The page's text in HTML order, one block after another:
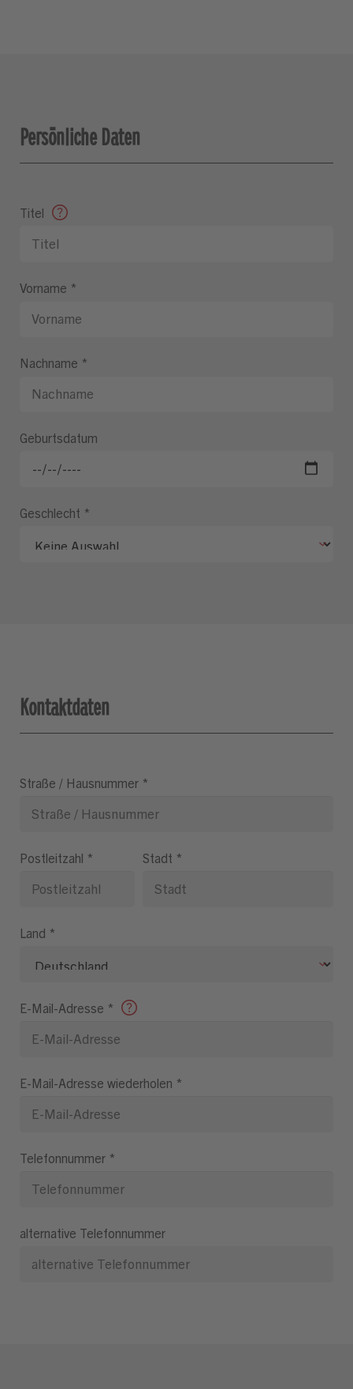
Persönliche Daten
Titel
Vorname *
Nachname *
Geburtsdatum
Geschlecht *
Kontaktdaten
Straße / Hausnummer *
Postleitzahl * Stadt *
Land *
E-Mail-Adresse *
E-Mail-Adresse wiederholen *
Telefonnummer *
alternative Telefonnummer